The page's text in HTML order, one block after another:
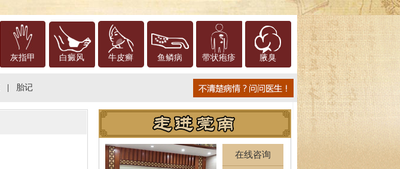
灰指甲 白癜风 牛皮癣 鱼鳞病 带状疱疹 腋臭
胎记
在线咨询